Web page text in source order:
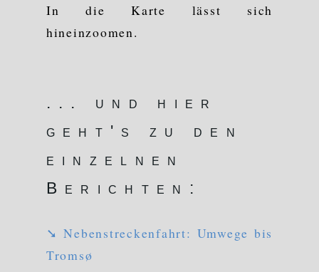
In die Karte lässt sich
hineinzoomen.
... und hier
geht's zu den
einzelnen
Berichten:
➘ Nebenstreckenfahrt: Umwege bis
Tromsø